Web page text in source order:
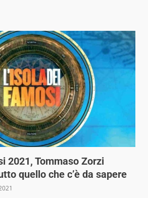
2021, Tommaso Zorzi
quello che c’è da sapere